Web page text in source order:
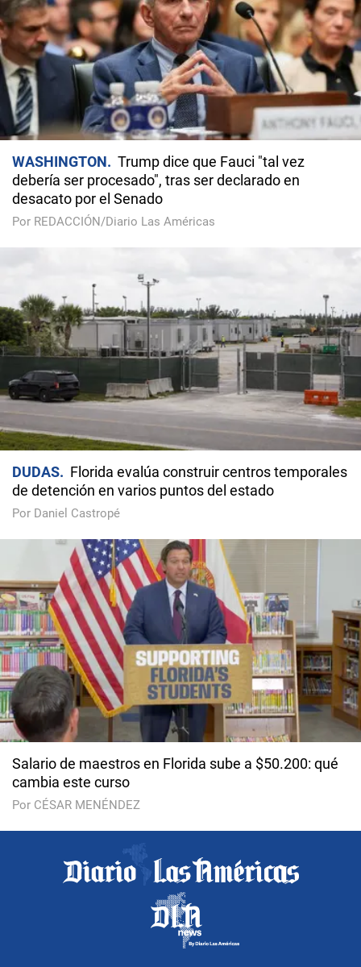
WASHINGTON
Trump dice que Fauci "tal vez
debería ser procesado", tras ser declarado en
desacato por el Senado
Por REDACCIÓN/Diario Las Américas
DUDAS
Florida evalúa construir centros temporales
de detención en varios puntos del estado
Por Daniel Castropé
Salario de maestros en Florida sube a $50.200: qué
cambia este curso
Por CÉSAR MENÉNDEZ